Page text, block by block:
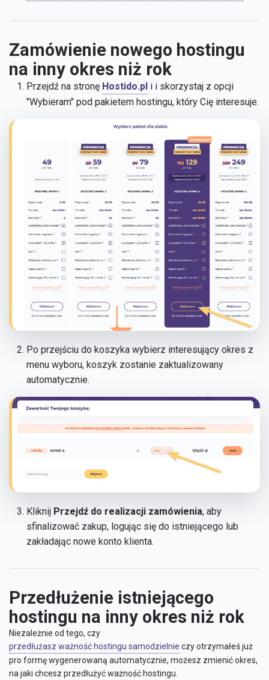
Zamówienie nowego hostingu
na inny okres niż rok
Przejdź na stronę Hostido.pli i skorzystaj z opcji
"Wybieram" pod pakietem hostingu, który Cię interesuje.
Po przejściu do koszyka wybierz interesujący okres z
menu wyboru, koszyk zostanie zaktualizowany
automatycznie.
Kliknij Przejdź do realizacji zamówienia, aby
sfinalizować zakup, logując się do istniejącego lub
zakładając nowe konto klienta.
Przedłużenie istniejącego
hostingu na inny okres niż rok
Niezależnie od tego, czy
przedłużasz ważność hostingu samodzielnie czy otrzymałeś już
pro formę wygenerowaną automatycznie, możesz zmienić okres,
na jaki chcesz przedłużyć ważność hostingu.